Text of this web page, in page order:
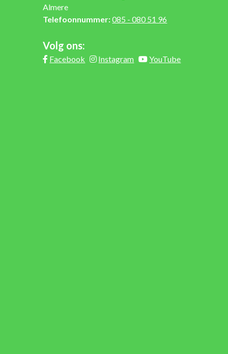
Almere
Telefoonnummer:085 - 080 51 96
Volg ons:
Facebook Instagram YouTube